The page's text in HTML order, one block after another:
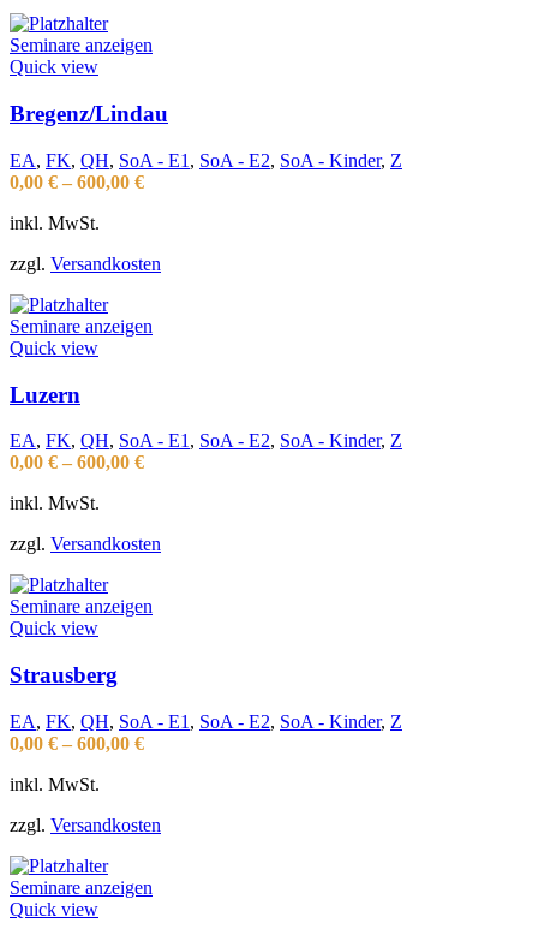
Seminare anzeigen
Quick view
Bregenz/Lindau
EA, FK, QH, SoA - E1 , SoA - E2, SoA - Kinder, Z
0,00 € – 600,00 €
inkl. MwSt.
zzgl. Versandkosten
Seminare anzeigen
Quick view
Luzern
EA, FK, QH, SoA - E1 , SoA - E2, SoA - Kinder, Z
0,00 € – 600,00 €
inkl. MwSt.
zzgl. Versandkosten
Seminare anzeigen
Quick view
Strausberg
EA, FK, QH, SoA - E1 , SoA - E2, SoA - Kinder, Z
0,00 € – 600,00 €
inkl. MwSt.
zzgl. Versandkosten
Seminare anzeigen
Quick view